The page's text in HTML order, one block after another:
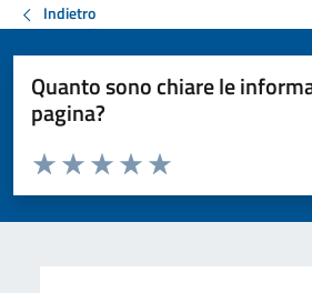
Indietro
Quanto sono chiare le
pagina?
Valuta da 1 a 5 stelle la pagina
Valuta 5 stelle su 5
Valuta 4 stelle su 5
Valuta 3 stelle su 5
Valuta 2 stelle su 5
Valuta 1 stelle su 5